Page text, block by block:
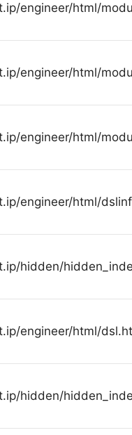
engineer/html/
engineer/html/
engineer/html/
engineer/html/
hidden/
engineer/html/
hidden/